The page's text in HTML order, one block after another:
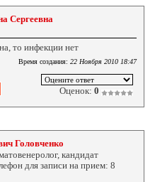
Сергеевна
то инфекции нет
Время создания: 22 Ноября 2010 18:47
Оценок: 0
Головченко
кандидат
для записи на прием: 8